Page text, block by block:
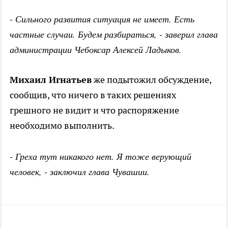
- Сильного развития ситуация не имеет. Есть
частные случаи. Будем разбираться, - заверил глава
администрации Чебоксар Алексей Ладыков.
Михаил Игнатьевже подытожил обсуждение,
сообщив, что ничего в таких решениях
грешного не видит и что распоряжение
необходимо выполнить.
- Греха тут никакого нет. Я тоже верующий
человек, - заключил глава Чувашии.